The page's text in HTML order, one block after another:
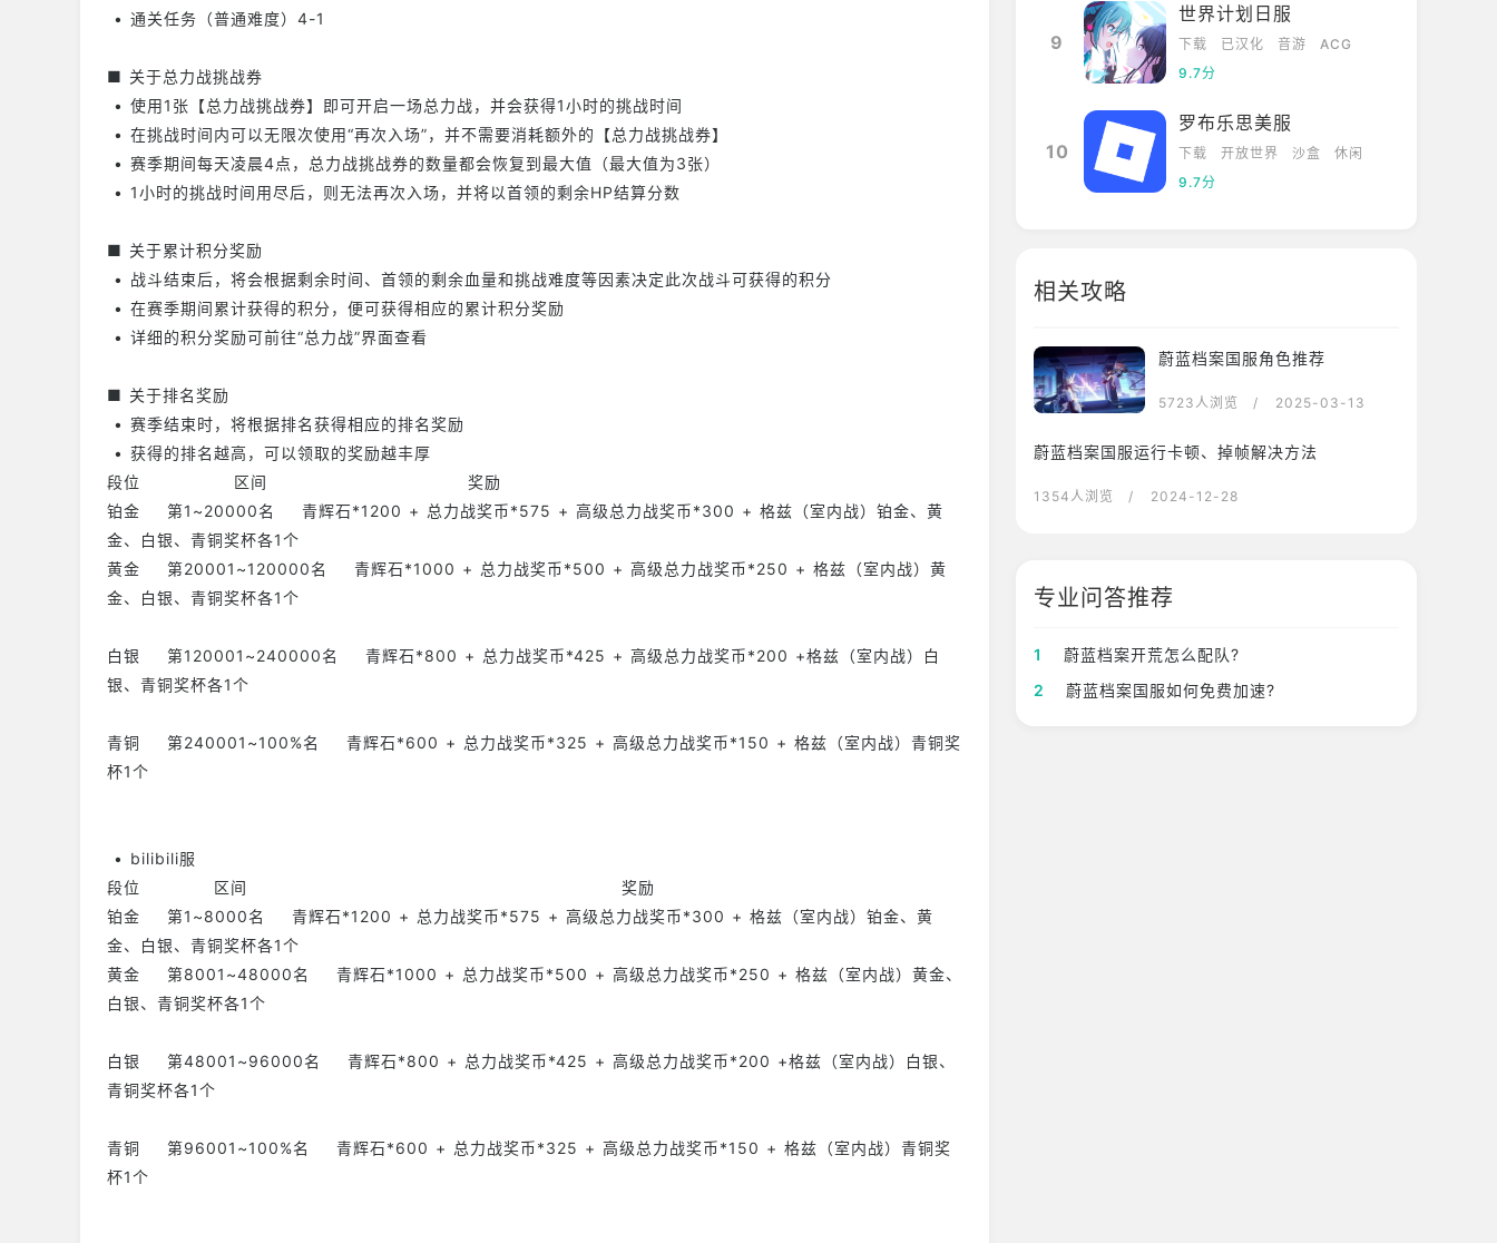
• 通关任务（普通难度）4-1
■ 关于总力战挑战券
• 使用1张【总力战挑战券】即可开启一场总力战，并会获得1小时的挑战时间
• 在挑战时间内可以无限次使用“再次入场”，并不需要消耗额外的【总力战挑战券】
• 赛季期间每天凌晨4点，总力战挑战券的数量都会恢复到最大值（最大值为3张）
• 1小时的挑战时间用尽后，则无法再次入场，并将以首领的剩余HP结算分数
■ 关于累计积分奖励
• 战斗结束后，将会根据剩余时间、首领的剩余血量和挑战难度等因素决定此次战斗可获得的积分
• 在赛季期间累计获得的积分，便可获得相应的累计积分奖励
• 详细的积分奖励可前往“总力战”界面查看
■ 关于排名奖励
• 赛季结束时，将根据排名获得相应的排名奖励
• 获得的排名越高，可以领取的奖励越丰厚
段位 区间 奖励
铂金 第1~20000名 青辉石*1200 + 总力战奖币*575 + 高级总力战奖币*300 + 格兹（室内战）铂金、黄
金、白银、青铜奖杯各1个
黄金 第20001~120000名 青辉石*1000 + 总力战奖币*500 + 高级总力战奖币*250 + 格兹（室内战）黄
金、白银、青铜奖杯各1个
白银 第120001~240000名 青辉石*800 + 总力战奖币*425 + 高级总力战奖币*200 +格兹（室内战）白
银、青铜奖杯各1个
青铜 第240001~100%名 青辉石*600 + 总力战奖币*325 + 高级总力战奖币*150 + 格兹（室内战）青铜奖
杯1个
• bilibili服
段位 区间 奖励
铂金 第1~8000名 青辉石*1200 + 总力战奖币*575 + 高级总力战奖币*300 + 格兹（室内战）铂金、黄
金、白银、青铜奖杯各1个
黄金 第8001~48000名 青辉石*1000 + 总力战奖币*500 + 高级总力战奖币*250 + 格兹（室内战）黄金、
白银、青铜奖杯各1个
白银 第48001~96000名 青辉石*800 + 总力战奖币*425 + 高级总力战奖币*200 +格兹（室内战）白银、
青铜奖杯各1个
青铜 第96001~100%名 青辉石*600 + 总力战奖币*325 + 高级总力战奖币*150 + 格兹（室内战）青铜奖
杯1个
9
世界计划日服
下载 已汉化 音游
ACG
9.7分
10
罗布乐思美服
下载 开放世界 沙盒
休闲
9.7分
相关攻略
蔚蓝档案国服角色推荐
5723人浏览 / 2025-03-13
蔚蓝档案国服运行卡顿、掉帧解决方法
1354人浏览 / 2024-12-28
专业问答推荐
1
蔚蓝档案开荒怎么配队?
2
蔚蓝档案国服如何免费加速?